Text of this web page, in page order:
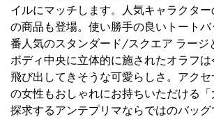
イルにマッチします。人気キャラクタ
の商品も登場。使い勝手の良いトート
番人気のスタンダード/スクエア ラージ
ボディ中央に立体的に施されたオラフ
飛び出してきそうな可愛らしさ。アク
の女性もおしゃれにお持ちいただける
探求するアンテプリマならではのバッグ